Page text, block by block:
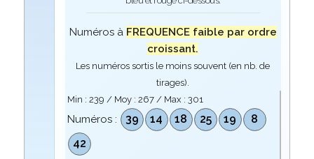
Numéros à FREQUENCE faible par ordre
croissant.
Les numéros sortis le moins souvent (en nb. de
tirages).
Min : 239 / Moy : 267/ Max : 301
Numéros : 39 14 18 25 19
8
42